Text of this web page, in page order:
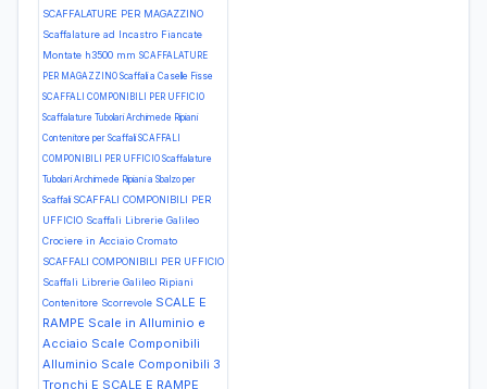
SCAFFALATURE PER MAGAZZINO
Scaffalature ad Incastro Fiancate
Montate h3500 mm SCAFFALATURE
PER MAGAZZINO Scaffali a Caselle Fisse
SCAFFALI COMPONIBILI PER UFFICIO
Scaffalature Tubolari Archimede Ripiani
Contenitore per ScaffaliSCAFFALI
COMPONIBILI PER UFFICIO Scaffalature
Tubolari Archimede Ripiani a Sbalzo per
Scaffali SCAFFALI COMPONIBILI PER
UFFICIO Scaffali Librerie Galileo
Crociere in Acciaio Cromato
SCAFFALI COMPONIBILI PER UFFICIO
Scaffali Librerie Galileo Ripiani
Contenitore Scorrevole SCALE E
RAMPE Scale in Alluminio e
Acciaio Scale Componibili
Alluminio Scale Componibili 3
Tronchi E SCALE E RAMPE